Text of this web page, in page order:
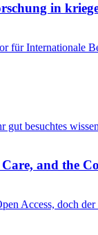
in
für
besuchtes
and the
Access,